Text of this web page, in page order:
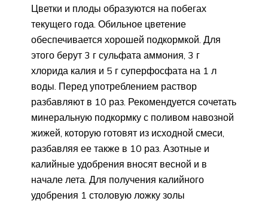
Цветки и плоды образуются на побегах
текущего года. Обильное цветение
обеспечивается хорошей подкормкой. Для
этого берут 3 г сульфата аммония, 3 г
хлорида калия и 5 г суперфосфата на 1 л
воды. Перед употреблением раствор
разбавляют в 10 раз. Рекомендуется сочетать
минеральную подкормку с поливом навозной
жижей, которую готовят из исходной смеси,
разбавляя ее также в 10 раз. Азотные и
калийные удобрения вносят весной и в
начале лета. Для получения калийного
удобрения 1 столовую ложку золы